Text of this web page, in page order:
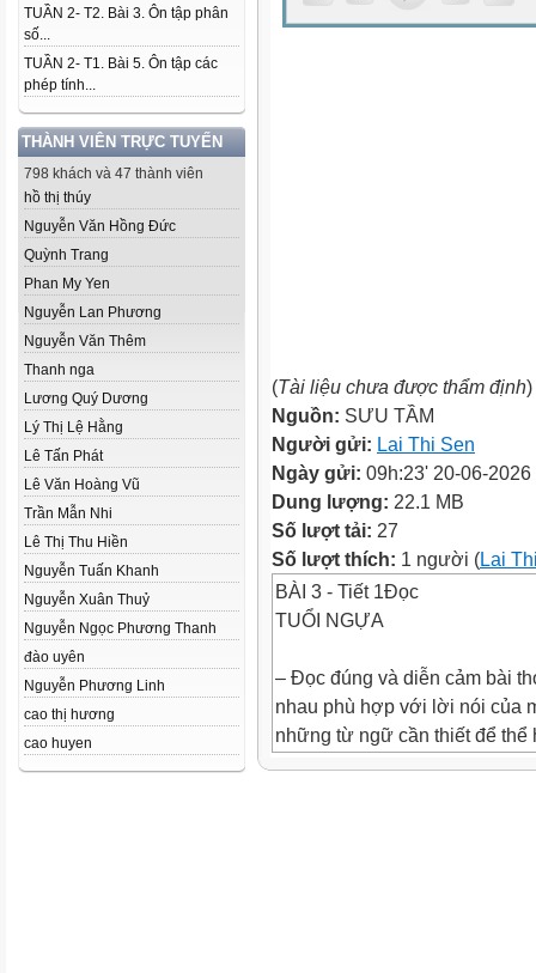
TUẦN 2- T2. Bài 3. Ôn tập phân
số...
TUẦN 2- T1. Bài 5. Ôn tập các
phép tính...
THÀNH VIÊN TRỰC TUYẾN
798 khách và 47 thành viên
hồ thị thúy
Nguyễn Văn Hồng Đức
Quỳnh Trang
Phan My Yen
Nguyễn Lan Phương
Nguyễn Văn Thêm
Thanh nga
Lương Quý Dương
Lý Thị Lệ Hằng
Lê Tấn Phát
Lê Văn Hoàng Vũ
Trần Mẫn Nhi
Lê Thị Thu Hiền
Nguyễn Tuấn Khanh
Nguyễn Xuân Thuỷ
Nguyễn Ngọc Phương Thanh
đào uyên
Nguyễn Phương Linh
cao thị hương
cao huyen
(Tài liệu chưa được thẩm định)
Nguồn: SƯU TẦM
Người gửi: Lai Thi Sen
Ngày gửi: 09h:23' 20-06-2026
Dung lượng: 22.1 MB
Số lượt tải: 27
Số lượt thích: 1 người (Lai
BÀI 3 - Tiết 1Đọc
TUỔI NGỰA
– Đọc đúng và diễn cảm bài
nhau phù hợp với lời nói của
những từ ngữ cần thiết để thể